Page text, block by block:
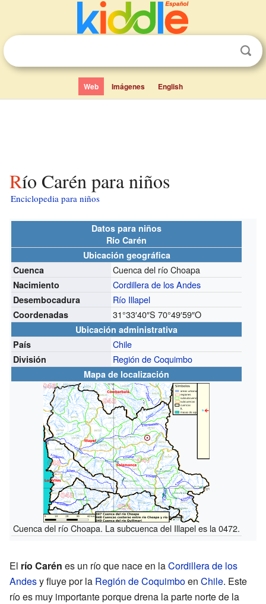
Web Imágenes English
Río Carén para niños
Enciclopedia para niños
Datos para niños
Río Carén
Ubicación geográfica
Cuenca
Cuenca del río Choapa
Nacimiento Cordillera de los Andes
Desembocadura Río Illapel
Coordenadas 31°33′40″S 70°49′59″O
Ubicación administrativa
País
Chile
División Región de Coquimbo
Mapa de localización
Cuenca del río Choapa. La subcuenca del Illapel es la 0472.
El río Carén es un río que nace en laCordillera de los
Andesy fluye por la Región de Coquimboen Chile. Este
río es muy importante porque drena la parte norte de la